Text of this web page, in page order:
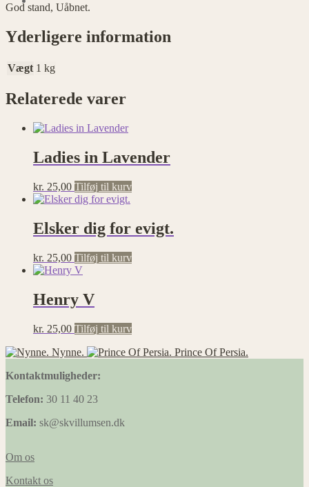
God stand, Uåbnet.
Yderligere information
Vægt 1 kg
Relaterede varer
Ladies in Lavender
kr. 25,00 Tilføj til kurv
Elsker dig for evigt.
kr. 25,00 Tilføj til kurv
Henry V
kr. 25,00 Tilføj til kurv
Nynne.
Prince Of Persia.
Kontaktmuligheder:
Telefon: 30 11 40 23
Email: sk@skvillumsen.dk
Om os
Kontakt os